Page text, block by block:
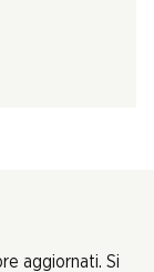
aggiornati. Si